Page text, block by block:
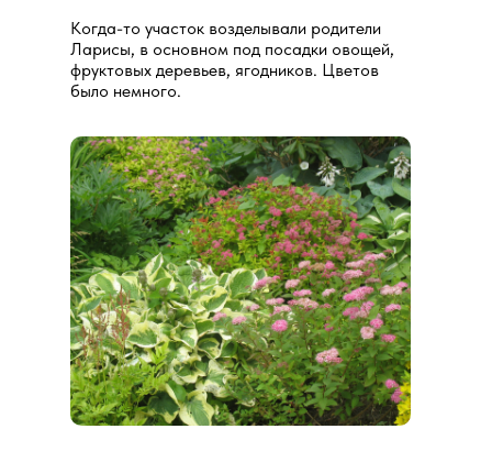
Когда-то участок возделывали родители
Ларисы, в основном под посадки овощей,
фруктовых деревьев, ягодников. Цветов
было немного.